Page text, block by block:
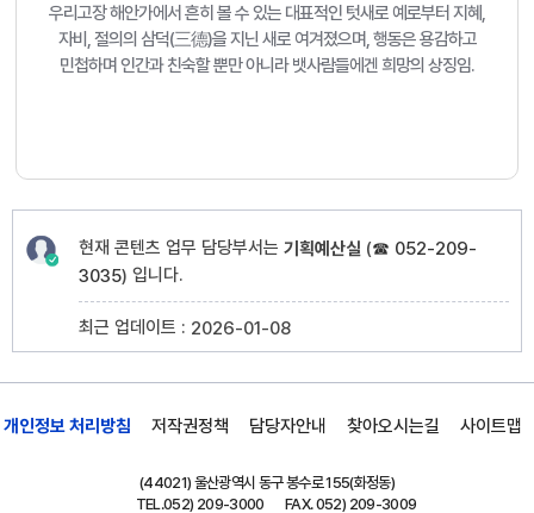
우리고장 해안가에서 흔히 볼 수 있는 대표적인 텃새로 예로부터 지혜,
자비, 절의의 삼덕(三德)을 지닌 새로 여겨졌으며, 행동은 용감하고
민첩하며 인간과 친숙할 뿐만 아니라 뱃사람들에겐 희망의 상징임.
현재 콘텐츠 업무 담당부서는 기획예산실 (☎ 052-209-
3035) 입니다.
최근 업데이트 : 2026-01-08
개인정보 처리방침 저작권정책 담당자안내 찾아오시는길 사이트맵
(44021) 울산광역시 동구 봉수로 155(화정동)
TEL.052) 209-3000 FAX. 052) 209-3009